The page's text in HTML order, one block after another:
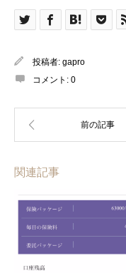
投稿者: gapro
コメント: 0
関連記事